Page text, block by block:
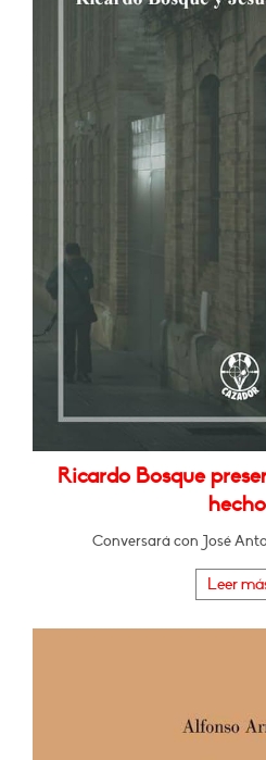
Ricardo Bosque
Conversará con José
Leer